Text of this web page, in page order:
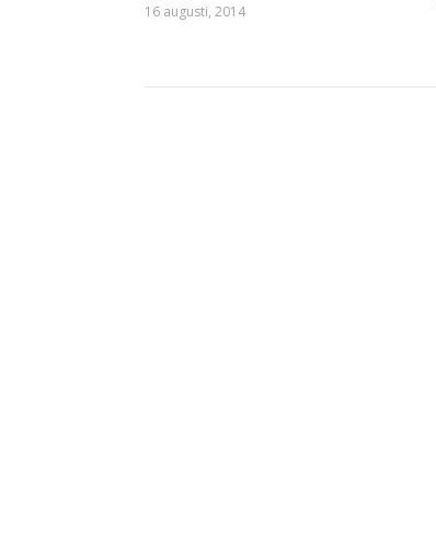
16 augusti, 2014